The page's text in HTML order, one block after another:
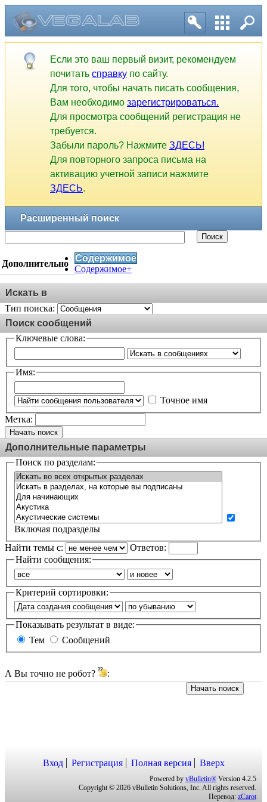
Если это ваш первый визит, рекомендуем
почитать справку по сайту.
Для того, чтобы начать писать сообщения,
Вам необходимо зарегистрироваться.
Для просмотра сообщений регистрация не
требуется.
Забыли пароль? Нажмите ЗДЕСЬ!
Для повторного запроса письма на
активацию учетной записи нажмите
ЗДЕСЬ.
Расширенный поиск
Поиск
Дополнительно
Содержимое
Содержимое+
Искать в
Тип поиска:
Поиск сообщений
Ключевые слова:
Имя:
Точное имя
Метка:
Начать поиск
Дополнительные параметры
Поиск по разделам:
Включая подразделы
Найти темы с:
Ответов:
Найти сообщения:
Критерий сортировки:
Показывать результат в виде:
Тем
Сообщений
А Вы точно не робот? :
Начать поиск
Вход Регистрация Полная версия Вверх
Powered by vBulletin® Version 4.2.5
Copyright © 2026 vBulletin Solutions, Inc. All rights reserved.
Перевод: zCarot